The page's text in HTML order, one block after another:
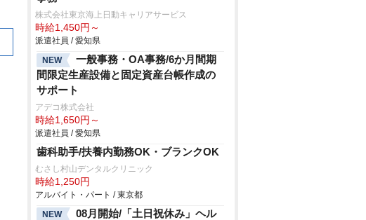
株式会社東京海上日動キャリアサービス
時給1,450円～
派遣社員 / 愛知県
NEW
一般事務・OA事務/6か月間期
間限定生産設備と固定資産台帳作成の
サポート
アデコ株式会社
時給1,650円～
派遣社員 / 愛知県
歯科助手/扶養内勤務OK・ブランクOK
むさし村山デンタルクリニック
時給1,250円
アルバイト・パート / 東京都
NEW
08月開始/「土日祝休み」ヘル